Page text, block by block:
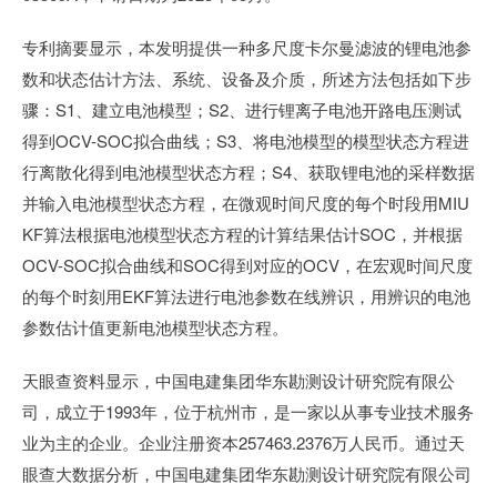
专利摘要显示，本发明提供一种多尺度卡尔曼滤波的锂电池参
数和状态估计方法、系统、设备及介质，所述方法包括如下步
骤：S1、建立电池模型；S2、进行锂离子电池开路电压测试
得到OCV-SOC拟合曲线；S3、将电池模型的模型状态方程进
行离散化得到电池模型状态方程；S4、获取锂电池的采样数据
并输入电池模型状态方程，在微观时间尺度的每个时段用MIU
KF算法根据电池模型状态方程的计算结果估计SOC，并根据
OCV-SOC拟合曲线和SOC得到对应的OCV，在宏观时间尺度
的每个时刻用EKF算法进行电池参数在线辨识，用辨识的电池
参数估计值更新电池模型状态方程。
天眼查资料显示，中国电建集团华东勘测设计研究院有限公
司，成立于1993年，位于杭州市，是一家以从事专业技术服务
业为主的企业。企业注册资本257463.2376万人民币。通过天
眼查大数据分析，中国电建集团华东勘测设计研究院有限公司